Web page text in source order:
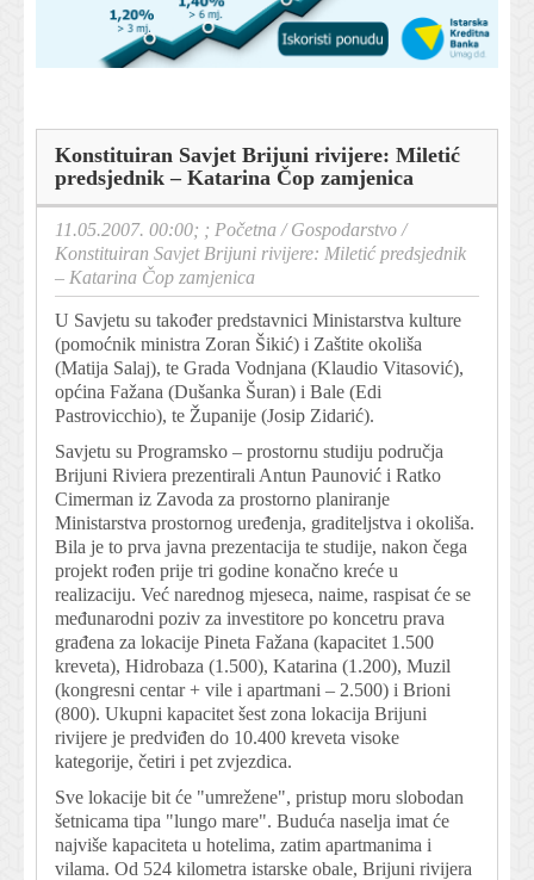
Konstituiran Savjet Brijuni rivijere: Miletić
predsjednik – Katarina Čop zamjenica
11.05.2007. 00:00; ; Početna /Gospodarstvo /
Konstituiran Savjet Brijuni rivijere: Miletić predsjednik
– Katarina Čop zamjenica
U Savjetu su također predstavnici Ministarstva kulture
(pomoćnik ministra Zoran Šikić) i Zaštite okoliša
(Matija Salaj), te Grada Vodnjana (Klaudio Vitasović),
općina Fažana (Dušanka Šuran) i Bale (Edi
Pastrovicchio), te Županije (Josip Zidarić).
Savjetu su Programsko – prostornu studiju područja
Brijuni Riviera prezentirali Antun Paunović i Ratko
Cimerman iz Zavoda za prostorno planiranje
Ministarstva prostornog uređenja, graditeljstva i okoliša.
Bila je to prva javna prezentacija te studije, nakon čega
projekt rođen prije tri godine konačno kreće u
realizaciju. Već narednog mjeseca, naime, raspisat će se
međunarodni poziv za investitore po koncetru prava
građena za lokacije Pineta Fažana (kapacitet 1.500
kreveta), Hidrobaza (1.500), Katarina (1.200), Muzil
(kongresni centar + vile i apartmani – 2.500) i Brioni
(800). Ukupni kapacitet šest zona lokacija Brijuni
rivijere je predviđen do 10.400 kreveta visoke
kategorije, četiri i pet zvjezdica.
Sve lokacije bit će "umrežene", pristup moru slobodan
šetnicama tipa "lungo mare". Buduća naselja imat će
najviše kapaciteta u hotelima, zatim apartmanima i
vilama. Od 524 kilometra istarske obale, Brijuni rivijera